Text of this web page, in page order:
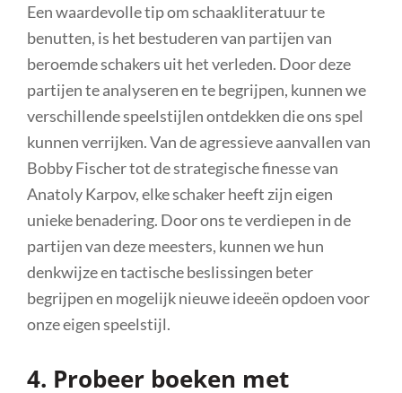
Een waardevolle tip om schaakliteratuur te
benutten, is het bestuderen van partijen van
beroemde schakers uit het verleden. Door deze
partijen te analyseren en te begrijpen, kunnen we
verschillende speelstijlen ontdekken die ons spel
kunnen verrijken. Van de agressieve aanvallen van
Bobby Fischer tot de strategische finesse van
Anatoly Karpov, elke schaker heeft zijn eigen
unieke benadering. Door ons te verdiepen in de
partijen van deze meesters, kunnen we hun
denkwijze en tactische beslissingen beter
begrijpen en mogelijk nieuwe ideeën opdoen voor
onze eigen speelstijl.
4. Probeer boeken met